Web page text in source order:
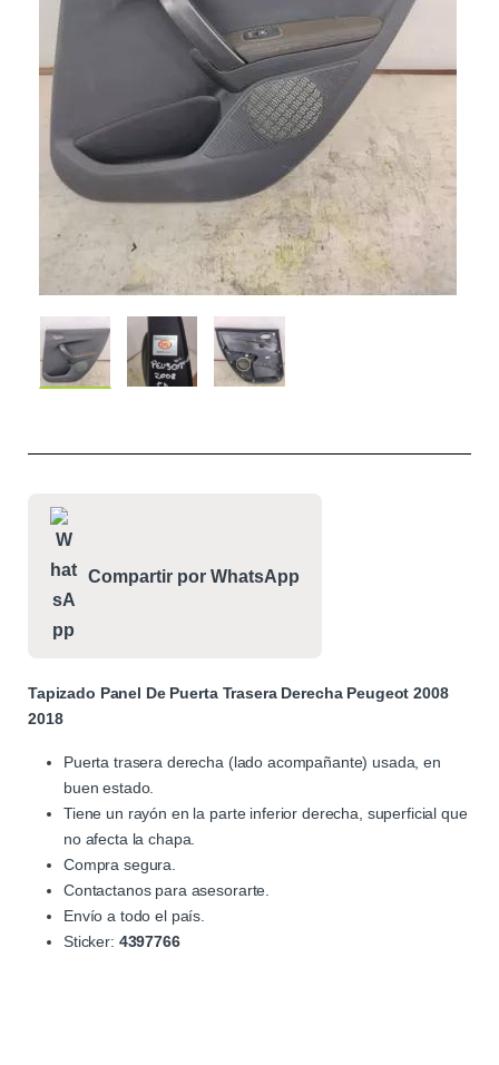
Compartir por WhatsApp
Tapizado Panel De Puerta Trasera Derecha Peugeot 2008
2018
Puerta trasera derecha (lado acompañante) usada, en
buen estado.
Tiene un rayón en la parte inferior derecha, superficial que
no afecta la chapa.
Compra segura.
Contactanos para asesorarte.
Envío a todo el país.
Sticker: 4397766